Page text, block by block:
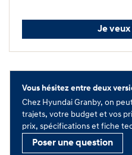
Je veux
Vous hésitez entre deux
Chez Hyundai Granby, on
trajets, votre budget et vos
prix, spécifications et fiche
Poser une question